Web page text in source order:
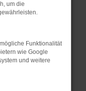
Seiten
in einem
privaten
um die
Funktionalität
wie Google
und weitere